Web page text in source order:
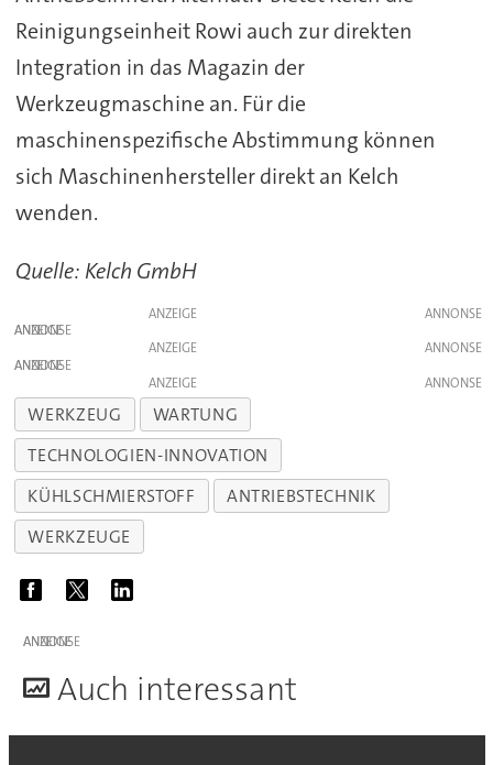
Reinigungseinheit Rowi auch zur direkten
Integration in das Magazin der
Werkzeugmaschine an. Für die
maschinenspezifische Abstimmung können
sich Maschinenhersteller direkt an Kelch
wenden.
Quelle: Kelch GmbH
ANZEIGE
ANZEIGE
ANZEIGE
ANZEIGE
ANZEIGE
WERKZEUG
WARTUNG
TECHNOLOGIEN-INNOVATION
KÜHLSCHMIERSTOFF
ANTRIEBSTECHNIK
WERKZEUGE
ANZEIGE
Auch interessant